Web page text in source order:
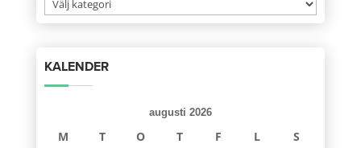
KALENDER
augusti 2026
M T O T F L S